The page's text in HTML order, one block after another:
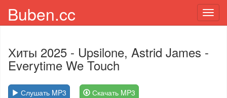
Buben.cc
Хиты 2025 - Upsilone, Astrid James -
Everytime We Touch
Слушать MP3 Скачать MP3